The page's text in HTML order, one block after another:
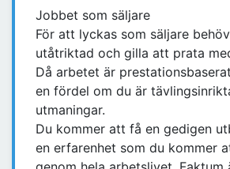
Jobbet som säljare
För att lyckas som säljare
utåtriktad och gilla att prata
Då arbetet är
en fördel om du är
utmaningar.
Du kommer att få en gedigen
en erfarenhet som du kommer